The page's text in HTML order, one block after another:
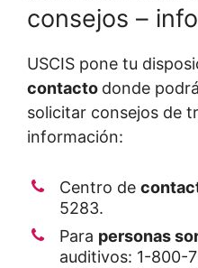
consejos –
USCIS pone tu
contacto donde
solicitar consejos de
información:
Centro de
5283.
Para personas
auditivos: 1-800-